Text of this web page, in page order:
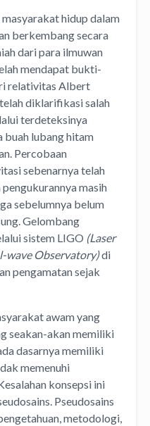
hidup dalam
berkembang secara
dari para ilmuwan
mendapat bukti-
relativitas Albert
diklarifikasi salah
terdeteksinya
buah lubang hitam
Percobaan
sebenarnya telah
masih
sebelumnya belum
Gelombang
sistem LIGO (Laser
wave Observatory)di
pengamatan sejak
awam yang
seakan-akan memiliki
dasarnya memiliki
memenuhi
konsepsi ini
Pseudosains
metodologi,